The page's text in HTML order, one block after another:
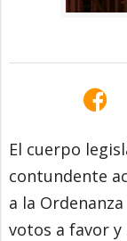
El cuerpo
contundente
a la
votos a favor